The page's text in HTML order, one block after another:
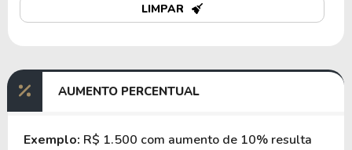
LIMPAR
AUMENTO PERCENTUAL
Exemplo: R$ 1.500 com aumento de 10% resulta